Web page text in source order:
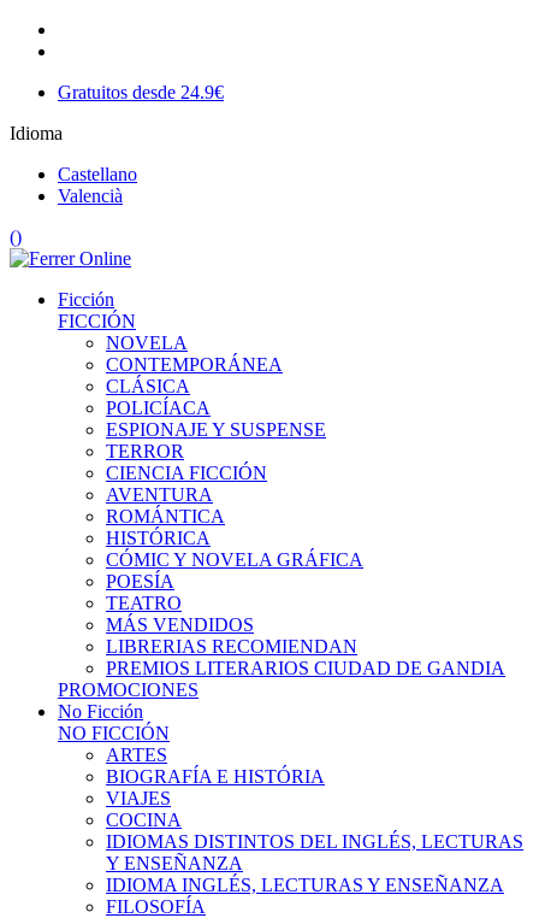
Gratuitos desde 24.9€
Idioma
Castellano
Valencià
()
Ficción
FICCIÓN
NOVELA
CONTEMPORÁNEA
CLÁSICA
POLICÍACA
ESPIONAJE Y SUSPENSE
TERROR
CIENCIA FICCIÓN
AVENTURA
ROMÁNTICA
HISTÓRICA
CÓMIC Y NOVELA GRÁFICA
POESÍA
TEATRO
MÁS VENDIDOS
LIBRERIAS RECOMIENDAN
PREMIOS LITERARIOS CIUDAD DE GANDIA
PROMOCIONES
No Ficción
NO FICCIÓN
ARTES
BIOGRAFÍA E HISTÓRIA
VIAJES
COCINA
IDIOMAS DISTINTOS DEL INGLÉS, LECTURAS
Y ENSEÑANZA
IDIOMA INGLÉS, LECTURAS Y ENSEÑANZA
FILOSOFÍA